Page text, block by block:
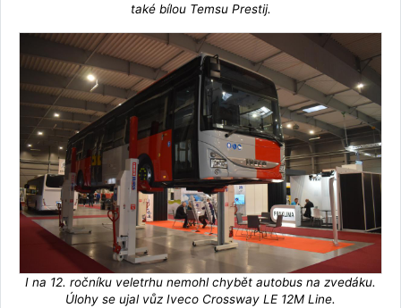
také bílou Temsu Prestij.
I na 12. ročníku veletrhu nemohl chybět autobus na zvedáku.
Úlohy se ujal vůz Iveco Crossway LE 12M Line.